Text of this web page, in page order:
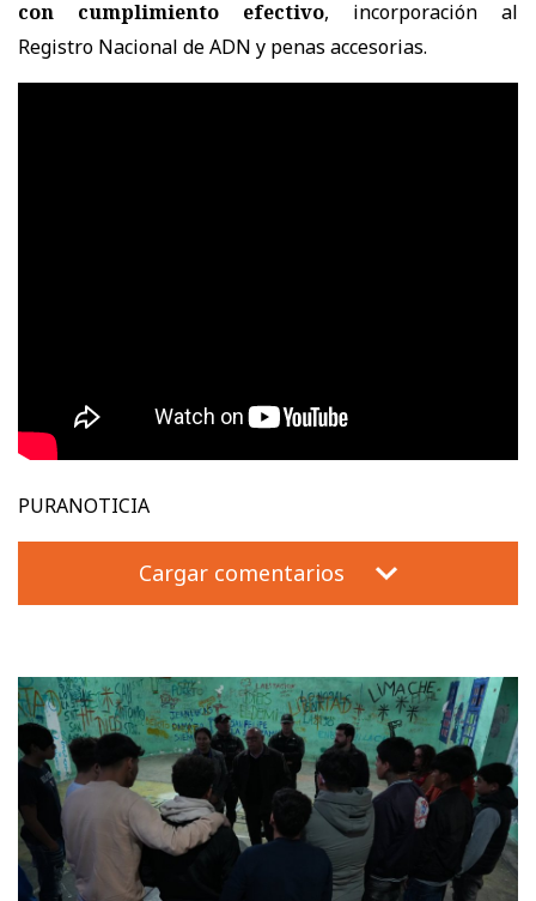
con cumplimiento efectivo, incorporación al
Registro Nacional de ADN y penas accesorias.
PURANOTICIA
Cargar comentarios